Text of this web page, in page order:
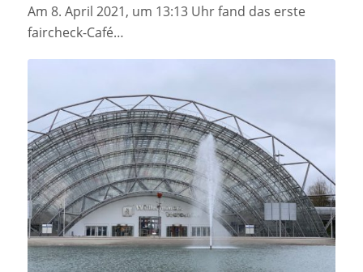
Am 8. April 2021, um 13:13 Uhr fand das erste
faircheck-Café…